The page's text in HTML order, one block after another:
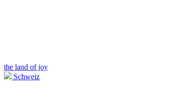
the land of joy
Schweiz